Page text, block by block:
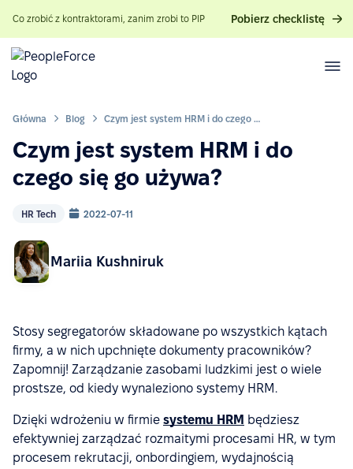
Co zrobić z kontraktorami, zanim zrobi to PIP Pobierz checklistę
Główna Blog Czym jest system HRM i do czego się go używa?
Czym jest system HRM i do
czego się go używa?
HR Tech 2022-07-11
Mariia Kushniruk
Stosy segregatorów składowane po wszystkich kątach
firmy, a w nich upchnięte dokumenty pracowników?
Zapomnij! Zarządzanie zasobami ludzkimi jest o wiele
prostsze, od kiedy wynaleziono systemy HRM.
Dzięki wdrożeniu w firmie systemu HRM będziesz
efektywniej zarządzać rozmaitymi procesami HR, w tym
procesem rekrutacji, onbordingiem, wydajnością